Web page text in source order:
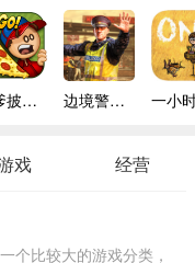
老爹披萨店手机版 边境警察官中文版
戏 经营
个比较大的游戏分类，